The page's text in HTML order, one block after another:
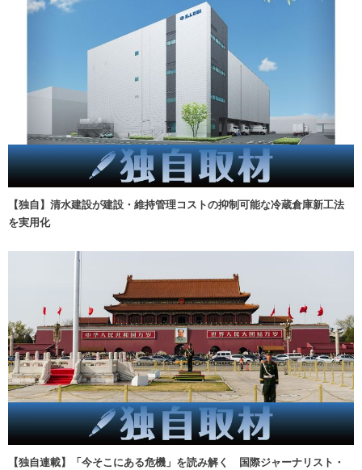
【独自】清水建設が建設・維持管理コストの抑制可能な冷蔵倉庫新工法
を実用化
【独自連載】「今そこにある危機」を読み解く 国際ジャーナリスト・